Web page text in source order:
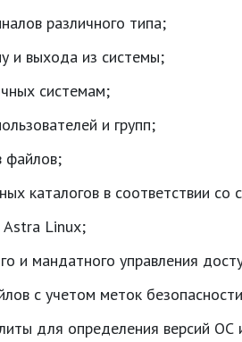
различного типа;
и выхода из системы;
системам;
и групп;
файлов;
каталогов в соответствии со
Astra Linux;
и мандатного управления
с учетом меток
для определения версий ОС